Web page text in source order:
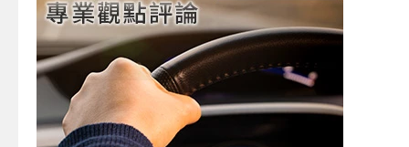
有望成為全新手排性能掀背?
輸出上調 純電續航逾千?